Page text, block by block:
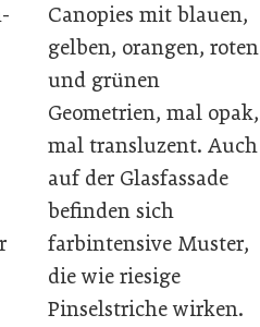
Canopies mit blauen,
gelben, orangen, roten
und grünen
Geometrien, mal opak,
mal transluzent. Auch
auf der Glasfassade
befinden sich
farbintensive Muster,
die wie riesige
Pinselstriche wirken.